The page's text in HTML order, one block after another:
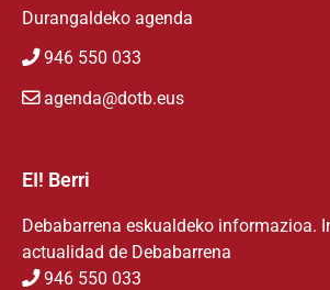
Durangaldeko agenda
946 550 033
agenda@dotb.eus
EI! Berri
Debabarrena eskualdeko informazioa.
actualidad de Debabarrena
946 550 033